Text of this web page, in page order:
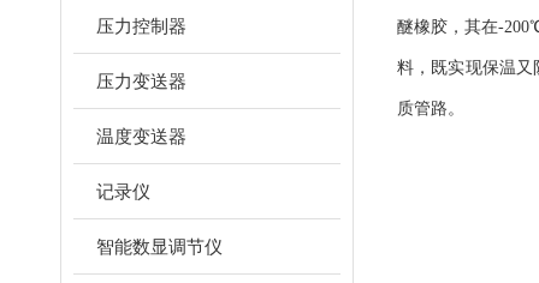
压力控制器
压力变送器
温度变送器
记录仪
智能数显调节仪
醚橡胶，其在-
料，既实现保温
质管路。